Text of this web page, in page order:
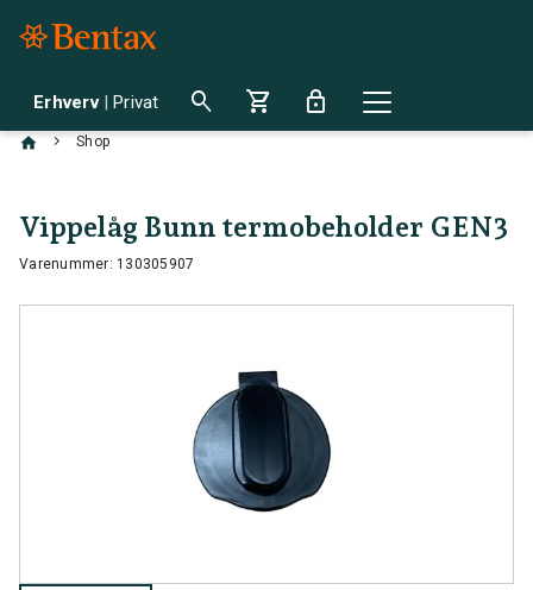
Erhverv | Privat search shopping_cart lock
chevron_right Shop
Vippelåg Bunn termobeholder GEN3
Varenummer: 130305907